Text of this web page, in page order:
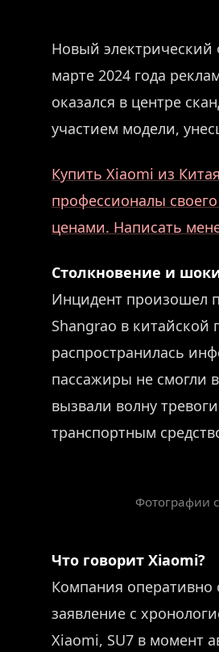
Новый электрический
марте 2024 года
оказался в центре
участием модели,
Купить Xiaomi из
профессионалы
ценами. Написать
Столкновение и
Инцидент произошел
Shangrao в
распространилась
пассажиры не смогли
вызвали волну
транспортным
Фотографии
Что говорит Xiaomi?
Компания оперативно
заявление с
Xiaomi, SU7 в момент